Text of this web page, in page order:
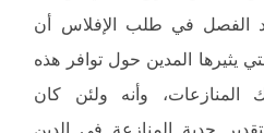
الفصل في طلب الإفلاس أن
يثيرها المدين حول توافر هذه
المنازعات، وأنه ولئن كان
جدية المنازعة في الدين